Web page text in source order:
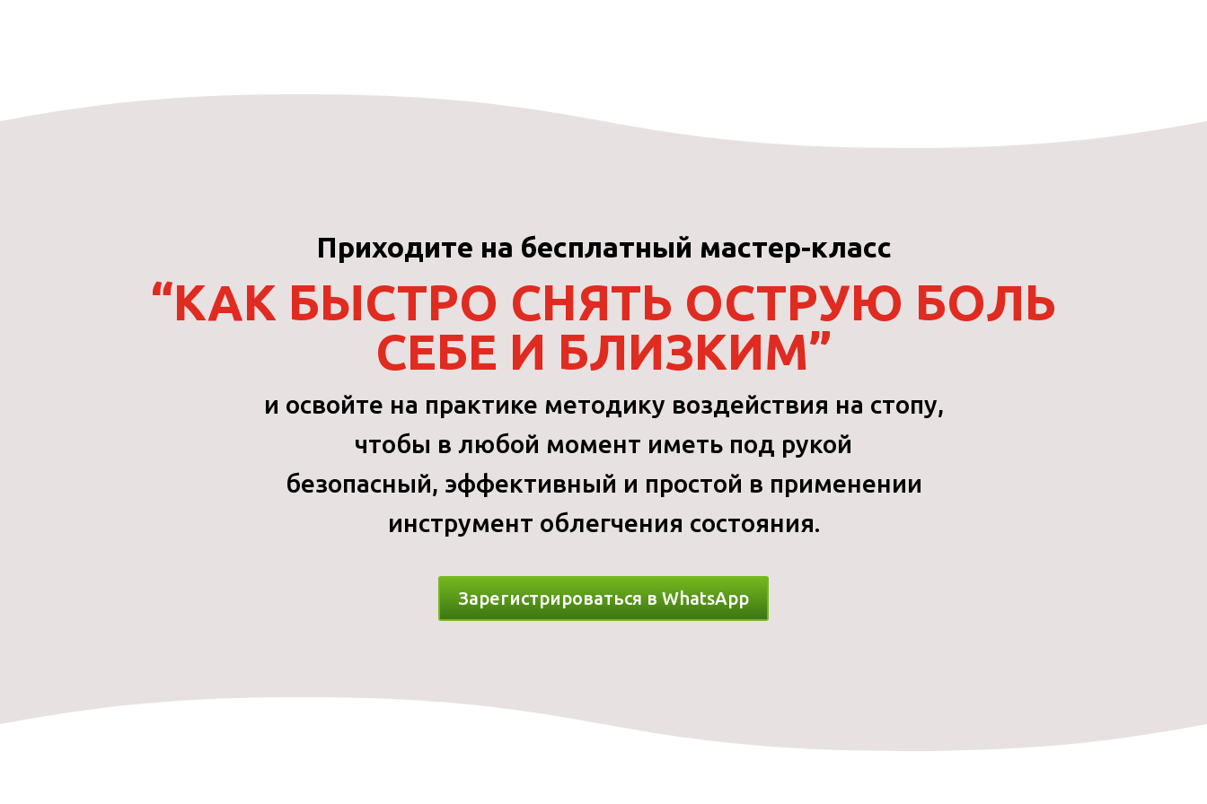
Приходите на бесплатный мастер-класс
“КАК БЫСТРО СНЯТЬ ОСТРУЮ БОЛЬ
СЕБЕ И БЛИЗКИМ”
и освойте на практике методику воздействия на стопу,
чтобы в любой момент иметь под рукой
безопасный, эффективный и простой в применении
инструмент облегчения состояния.
Зарегистрироваться в WhatsApp